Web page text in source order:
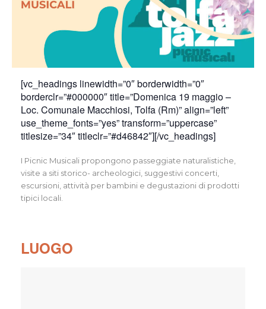
[vc_headings linewidth=”0″ borderwidth=”0″
borderclr=”#000000″ title=”Domenica 19 maggio –
Loc. Comunale Macchiosi, Tolfa (Rm)” align=”left”
use_theme_fonts=”yes” transform=”uppercase”
titlesize=”34″ titleclr=”#d46842″][/vc_headings]
I Picnic Musicali propongono passeggiate naturalistiche,
visite a siti storico- archeologici, suggestivi concerti,
escursioni, attività per bambini e degustazioni di prodotti
tipici locali.
LUOGO